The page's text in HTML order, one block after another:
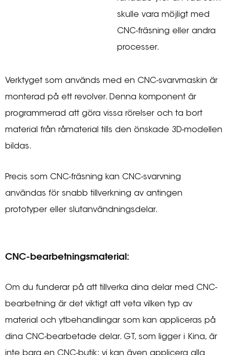
skulle vara möjligt med
CNC-fräsning eller andra
processer.
Verktyget som används med en CNC-svarvmaskin är
monterad på ett revolver. Denna komponent är
programmerad att göra vissa rörelser och ta bort
material från råmaterial tills den önskade 3D-modellen
bildas.
Precis som CNC-fräsning kan CNC-svarvning
användas för snabb tillverkning av antingen
prototyper eller slutanvändningsdelar.
CNC-bearbetningsmaterial:
Om du funderar på att tillverka dina delar med CNC-
bearbetning är det viktigt att veta vilken typ av
material och ytbehandlingar som kan appliceras på
dina CNC-bearbetade delar. GT, som ligger i Kina, är